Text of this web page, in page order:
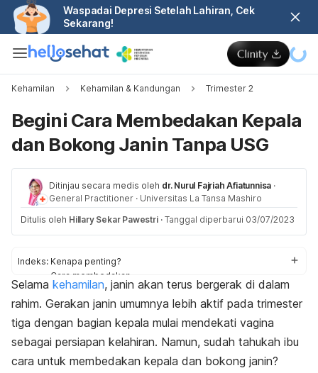
Waspadai Depresi Setelah Lahiran, Cek
Sekarang!
Kehamilan Kehamilan & Kandungan Trimester 2
Begini Cara Membedakan Kepala
dan Bokong Janin Tanpa USG
Ditinjau secara medis oleh dr. Nurul Fajriah Afiatunnisa ·
General Practitioner · Universitas La Tansa Mashiro
Ditulis oleh Hillary Sekar Pawestri · Tanggal diperbarui 03/07/2023
Indeks: Kenapa penting?
Cara membedakan
Belly mapping
Selama kehamilan, janin akan terus bergerak di dalam
rahim. Gerakan janin umumnya lebih aktif pada trimester
tiga dengan bagian kepala mulai mendekati vagina
sebagai persiapan kelahiran. Namun, sudah tahukah ibu
cara untuk membedakan kepala dan bokong janin?